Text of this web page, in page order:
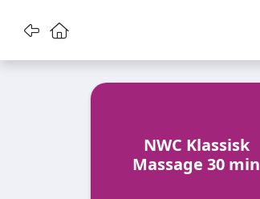
Gå tillbaka
NWC Klassisk
Massage 30 min